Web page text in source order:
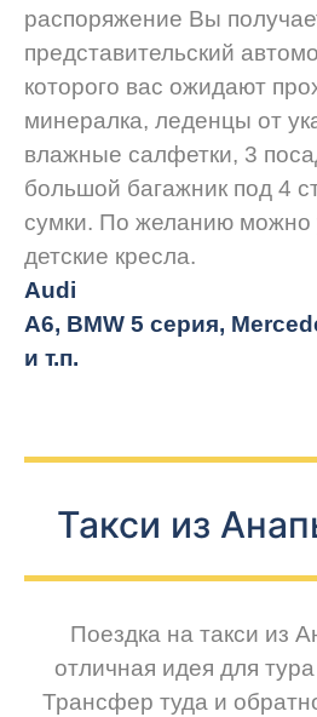
распоряжение Вы
представительский
которого вас ожидают
минералка, леденцы от
влажные салфетки, 3
большой багажник под 4
сумки. По желанию можно
детские кресла.
Audi
A6, BMW 5 серия,
и т.п.
Такси из
Поездка на такси из
отличная идея для
Трансфер туда и